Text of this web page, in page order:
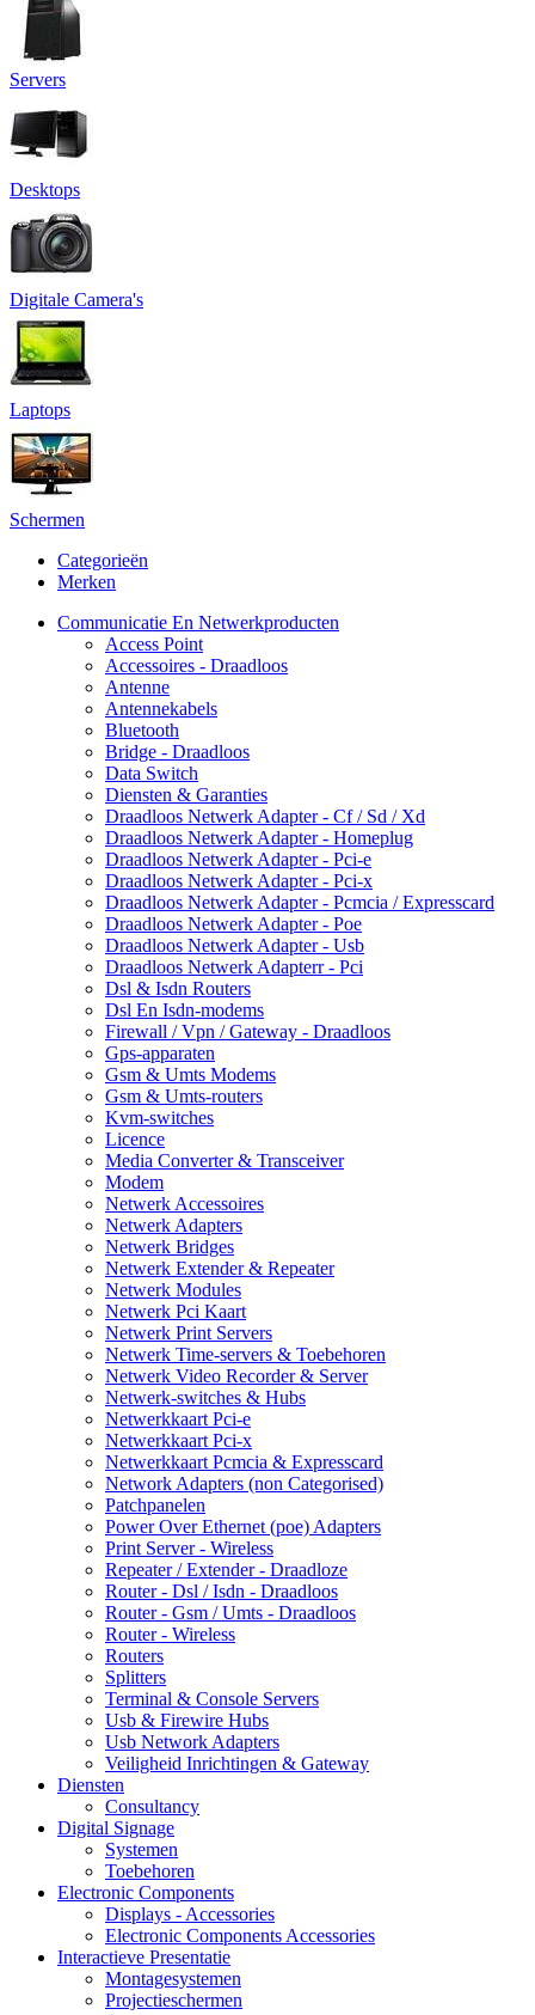
Servers
Desktops
Digitale Camera's
Laptops
Schermen
Categorieën
Merken
Communicatie En Netwerkproducten
Access Point
Accessoires - Draadloos
Antenne
Antennekabels
Bluetooth
Bridge - Draadloos
Data Switch
Diensten & Garanties
Draadloos Netwerk Adapter - Cf / Sd / Xd
Draadloos Netwerk Adapter - Homeplug
Draadloos Netwerk Adapter - Pci-e
Draadloos Netwerk Adapter - Pci-x
Draadloos Netwerk Adapter - Pcmcia / Expresscard
Draadloos Netwerk Adapter - Poe
Draadloos Netwerk Adapter - Usb
Draadloos Netwerk Adapterr - Pci
Dsl & Isdn Routers
Dsl En Isdn-modems
Firewall / Vpn / Gateway - Draadloos
Gps-apparaten
Gsm & Umts Modems
Gsm & Umts-routers
Kvm-switches
Licence
Media Converter & Transceiver
Modem
Netwerk Accessoires
Netwerk Adapters
Netwerk Bridges
Netwerk Extender & Repeater
Netwerk Modules
Netwerk Pci Kaart
Netwerk Print Servers
Netwerk Time-servers & Toebehoren
Netwerk Video Recorder & Server
Netwerk-switches & Hubs
Netwerkkaart Pci-e
Netwerkkaart Pci-x
Netwerkkaart Pcmcia & Expresscard
Network Adapters (non Categorised)
Patchpanelen
Power Over Ethernet (poe) Adapters
Print Server - Wireless
Repeater / Extender - Draadloze
Router - Dsl / Isdn - Draadloos
Router - Gsm / Umts - Draadloos
Router - Wireless
Routers
Splitters
Terminal & Console Servers
Usb & Firewire Hubs
Usb Network Adapters
Veiligheid Inrichtingen & Gateway
Diensten
Consultancy
Digital Signage
Systemen
Toebehoren
Electronic Components
Displays - Accessories
Electronic Components Accessories
Interactieve Presentatie
Montagesystemen
Projectieschermen